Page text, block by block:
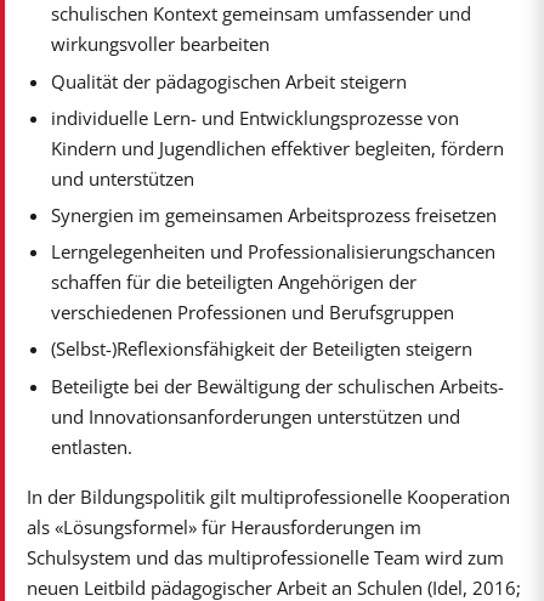
schulischen Kontext gemeinsam umfassender und
wirkungsvoller bearbeiten
Qualität der pädagogischen Arbeit steigern
individuelle Lern- und Entwicklungsprozesse von
Kindern und Jugendlichen effektiver begleiten, fördern
und unterstützen
Synergien im gemeinsamen Arbeitsprozess freisetzen
Lerngelegenheiten und Professionalisierungschancen
schaffen für die beteiligten Angehörigen der
verschiedenen Professionen und Berufsgruppen
(Selbst-)Reflexionsfähigkeit der Beteiligten steigern
Beteiligte bei der Bewältigung der schulischen Arbeits-
und Innovationsanforderungen unterstützen und
entlasten.
In der Bildungspolitik gilt multiprofessionelle Kooperation
als «Lösungsformel» für Herausforderungen im
Schulsystem und das multiprofessionelle Team wird zum
neuen Leitbild pädagogischer Arbeit an Schulen (Idel, 2016;